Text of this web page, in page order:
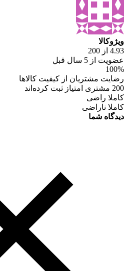
ویژوکالا
4.93 از 200
عضویت از 5 سال قبل
100%
رضایت مشتریان از کیفیت کالاها
200 مشتری امتیاز ثبت کرده‌اند
کاملا راضی
کاملا ناراضی
دیدگاه شما